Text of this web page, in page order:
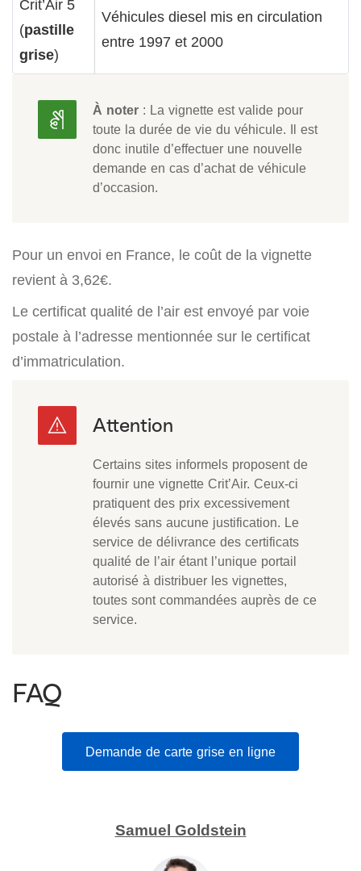
Crit’Air 5
(pastille
grise)
Véhicules diesel mis en circulation
entre 1997 et 2000
À noter : La vignette est valide pour
toute la durée de vie du véhicule. Il est
donc inutile d’effectuer une nouvelle
demande en cas d’achat de véhicule
d’occasion.
Pour un envoi en France, le coût de la vignette
revient à 3,62€.
Le certificat qualité de l’air est envoyé par voie
postale à l’adresse mentionnée sur le certificat
d’immatriculation.
Certains sites informels proposent de
fournir une vignette Crit’Air. Ceux-ci
pratiquent des prix excessivement
élevés sans aucune justification. Le
service de délivrance des certificats
qualité de l’air étant l’unique portail
autorisé à distribuer les vignettes,
toutes sont commandées auprès de ce
service.
FAQ
Demande de carte grise en ligne
Samuel Goldstein